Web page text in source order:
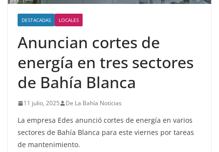
DESTACADAS LOCALES
Anuncian cortes de
energía en tres sectores
de Bahía Blanca
11 julio, 2025 De La Bahía Noticias
La empresa Edes anunció cortes de energía en varios
sectores de Bahía Blanca para este viernes por tareas
de mantenimiento.